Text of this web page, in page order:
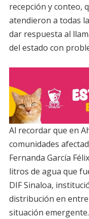
recepción y conteo,
atendieron a todas
dar respuesta al
del estado con
Al recordar que en
comunidades
Fernanda García
litros de agua que
DIF Sinaloa,
distribución en entre
situación emergente.